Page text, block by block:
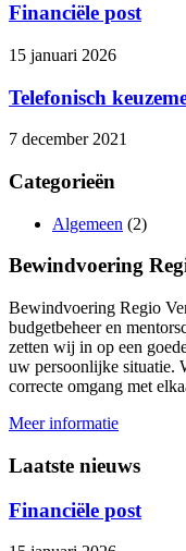
Financiële post
15 januari 2026
Telefonisch
7 december 2021
Categorieën
Algemeen (2)
Bewindvoering
Bewindvoering Regio
budgetbeheer en
zetten wij in op een
uw persoonlijke situatie.
correcte omgang met
Meer informatie
Laatste nieuws
Financiële post